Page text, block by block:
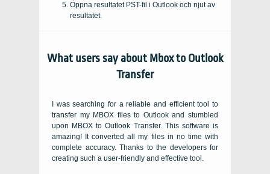
Öppna resultatet PST-fil i Outlook och njut av
resultatet.
What users say about Mbox to Outlook
Transfer
I was searching for a reliable and efficient tool to
transfer my MBOX files to Outlook and stumbled
upon MBOX to Outlook Transfer. This software is
amazing! It converted all my files in no time with
complete accuracy. Thanks to the developers for
creating such a user-friendly and effective tool .